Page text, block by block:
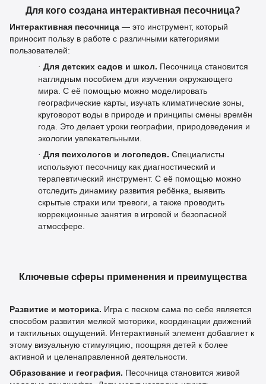
Для кого создана интерактивная песочница?
Интерактивная песочница — это инструмент, который
приносит пользу в работе с различными категориями
пользователей:
· Для детских садов и школ. Песочница становится
наглядным пособием для изучения окружающего
мира. С её помощью можно моделировать
географические карты, изучать климатические зоны,
круговорот воды в природе и принципы смены времён
года. Это делает уроки географии, природоведения и
экологии увлекательными.
· Для психологов и логопедов. Специалисты
используют песочницу как диагностический и
терапевтический инструмент. С её помощью можно
отследить динамику развития ребёнка, выявить
скрытые страхи или тревоги, а также проводить
коррекционные занятия в игровой и безопасной
атмосфере.
Ключевые сферы применения и преимущества
Развитие и моторика. Игра с песком сама по себе является
способом развития мелкой моторики, координации движений
и тактильных ощущений. Интерактивный элемент добавляет к
этому визуальную стимуляцию, поощряя детей к более
активной и целенаправленной деятельности.
Образование и география. Песочница становится живой